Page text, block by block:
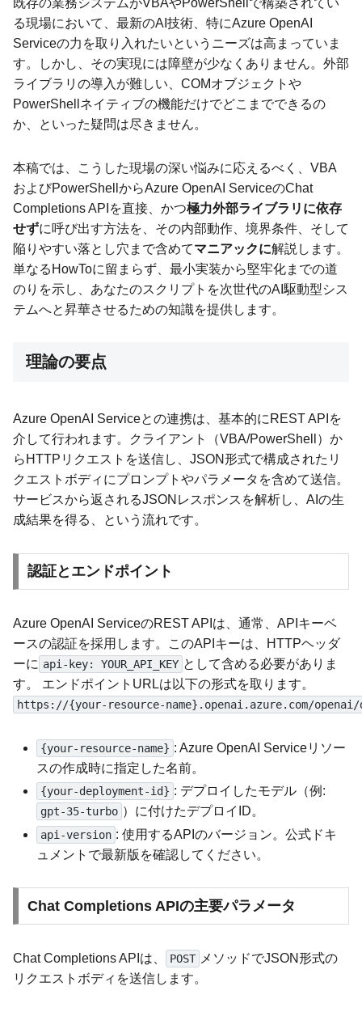
る現場において、最新のAI技術、特にAzure OpenAI
Serviceの力を取り入れたいというニーズは高まっていま
す。しかし、その実現には障壁が少なくありません。外部
ライブラリの導入が難しい、COMオブジェクトや
PowerShellネイティブの機能だけでどこまでできるの
か、といった疑問は尽きません。
本稿では、こうした現場の深い悩みに応えるべく、VBA
およびPowerShellからAzure OpenAI ServiceのChat
Completions APIを直接、かつ極力外部ライブラリに依存
せずに呼び出す方法を、その内部動作、境界条件、そして
陥りやすい落とし穴まで含めてマニアックに解説します。
単なるHowToに留まらず、最小実装から堅牢化までの道
のりを示し、あなたのスクリプトを次世代のAI駆動型シス
テムへと昇華させるための知識を提供します。
理論の要点
Azure OpenAI Serviceとの連携は、基本的にREST APIを
介して行われます。クライアント（VBA/PowerShell）か
らHTTPリクエストを送信し、JSON形式で構成されたリ
クエストボディにプロンプトやパラメータを含めて送信。
サービスから返されるJSONレスポンスを解析し、AIの生
成結果を得る、という流れです。
認証とエンドポイント
Azure OpenAI ServiceのREST APIは、通常、APIキーベ
ースの認証を採用します。このAPIキーは、HTTPヘッダ
ーに api-key: YOUR_API_KEY として含める必要がありま
す。 エンドポイントURLは以下の形式を取ります。
https://{your-resource-name}.openai.azure.com/
{your-resource-name} : Azure OpenAI Serviceリソー
スの作成時に指定した名前。
{your-deployment-id} : デプロイしたモデル（例:
gpt-35-turbo ）に付けたデプロイID。
api-version : 使用するAPIのバージョン。公式ドキ
ュメントで最新版を確認してください。
Chat Completions APIの主要パラメータ
Chat Completions APIは、 POST メソッドでJSON形式の
リクエストボディを送信します。